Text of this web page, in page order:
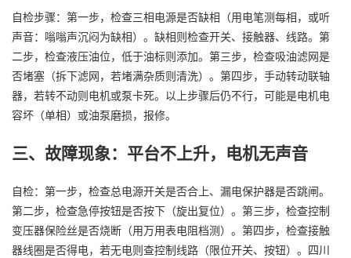
自检步骤：第一步，检查三相电源是否缺相（用电笔测每相，或听
声音：嗡嗡声沉闷为缺相）。缺相则检查开关、接触器、线路。第
二步，检查液压油位，低于油标则添加。第三步，检查吸油滤网是
否堵塞（拆下滤网，若堵满杂质则清洗）。第四步，手动转动联轴
器，若转不动则电机或泵卡死。以上步骤后仍不行，可能是电机电
容坏（单相）或油泵磨损，报修。
三、故障现象：平台不上升，电机无声音
自检：第一步，检查总电源开关是否合上、漏电保护器是否跳闸。
第二步，检查急停按钮是否按下（旋出复位）。第三步，检查控制
变压器保险丝是否烧断（用万用表电阻档测）。第四步，检查接触
器线圈是否得电，若无电则查控制线路（限位开关、按钮）。四川